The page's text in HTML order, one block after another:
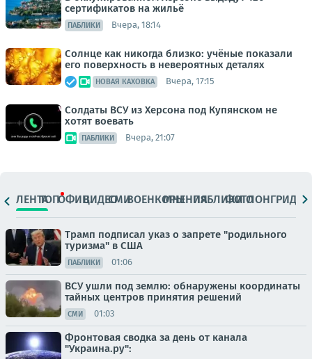
сертификатов на жильё
ПАБЛИКИ Вчера, 18:14
Солнце как никогда близко: учёные показали
его поверхность в невероятных деталях
НОВАЯ КАХОВКА Вчера, 17:15
Солдаты ВСУ из Херсона под Купянском не
хотят воевать
ПАБЛИКИ Вчера, 21:07
ЛЕНТАТОПОФИЦ.ВИДЕОСМИВОЕНКОРЫМНЕНИЯПАБЛИКИ
ФОТОЛОНГРИДЫ
Трамп подписал указ о запрете "родильного
туризма" в США
ПАБЛИКИ 01:06
ВСУ ушли под землю: обнаружены координаты
тайных центров принятия решений
СМИ 01:03
Фронтовая сводка за день от канала
"Украина.ру":